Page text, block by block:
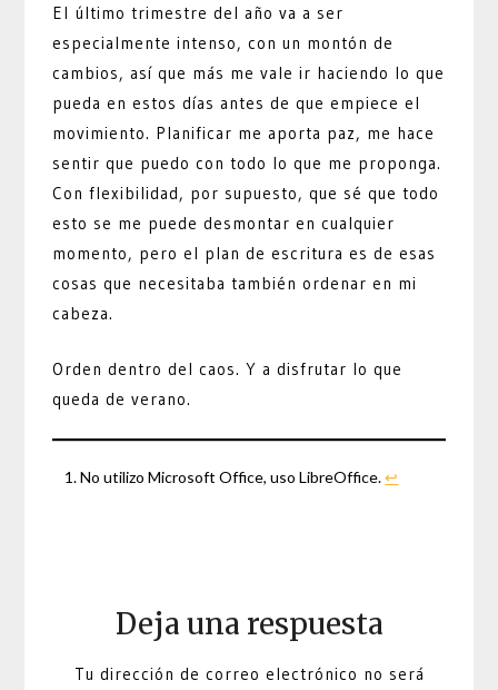
El último trimestre del año va a ser
especialmente intenso, con un montón de
cambios, así que más me vale ir haciendo lo que
pueda en estos días antes de que empiece el
movimiento. Planificar me aporta paz, me hace
sentir que puedo con todo lo que me proponga.
Con flexibilidad, por supuesto, que sé que todo
esto se me puede desmontar en cualquier
momento, pero el plan de escritura es de esas
cosas que necesitaba también ordenar en mi
cabeza.
Orden dentro del caos. Y a disfrutar lo que
queda de verano.
No utilizo Microsoft Office, uso LibreOffice.↩︎
Deja una respuesta
Tu dirección de correo electrónico no será